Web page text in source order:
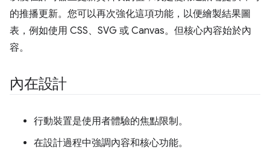
的推播更新。您可以再次強化這項功能，以便繪製結果圖
表，例如使用 CSS、SVG 或 Canvas。但核心內容始於內
容。
內在設計
行動裝置是使用者體驗的焦點限制。
在設計過程中強調內容和核心功能。